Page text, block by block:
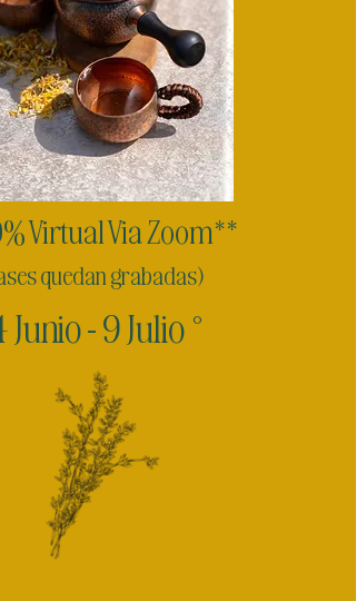
Virtual Via Zoom**
quedan grabadas)
Junio - 9 Julio °